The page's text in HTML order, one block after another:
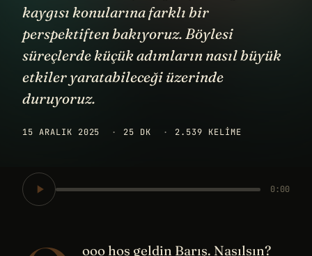
kaygısı konularına farklı bir
perspektiften bakıyoruz. Böylesi
süreçlerde küçük adımların nasıl büyük
etkiler yaratabileceği üzerinde
duruyoruz.
15 ARALIK 2025 · 25 DK · 2.539 KELIME
0:00
ooo hoş geldin Barış. Nasılsın?